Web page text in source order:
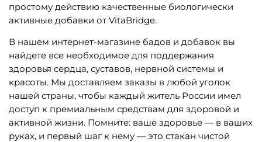
простому действию качественные биологически
активные добавки от VitaBridge.
В нашем интернет-магазине бадов и добавок вы
найдете все необходимое для поддержания
здоровья сердца, суставов, нервной системы и
красоты. Мы доставляем заказы в любой уголок
нашей страны, чтобы каждый житель России имел
доступ к премиальным средствам для здоровой и
активной жизни. Помните: ваше здоровье — в ваших
руках, и первый шаг к нему — это стакан чистой